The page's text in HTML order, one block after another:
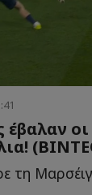
έβαλαν